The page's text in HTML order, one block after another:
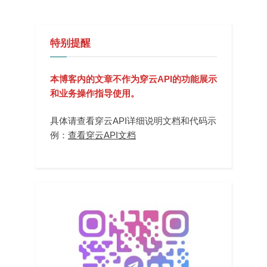
特别提醒
本博客内的文章不作为穿云API的功能展示
和业务操作指导使用。
具体请查看穿云API详细说明文档和代码示
例： 查看穿云API文档